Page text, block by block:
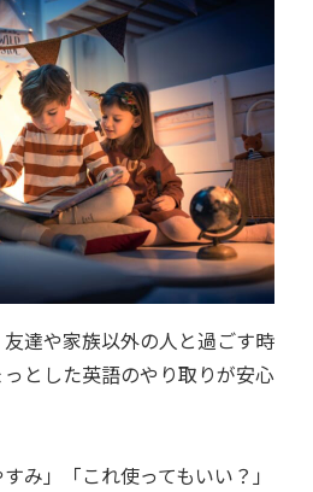
達や家族以外の人と過ごす時
とした英語のやり取りが安心
み」「これ使ってもいい？」